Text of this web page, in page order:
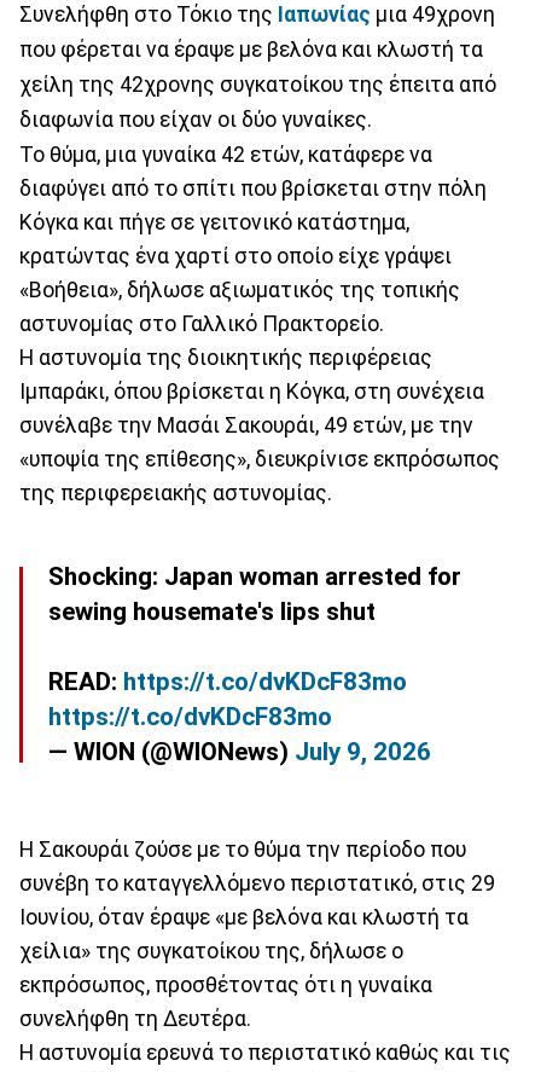
Συνελήφθη στο Τόκιο της Ιαπωνίας μια 49χρονη
που φέρεται να έραψε με βελόνα και κλωστή τα
χείλη της 42χρονης συγκατοίκου της έπειτα από
διαφωνία που είχαν οι δύο γυναίκες.
Το θύμα, μια γυναίκα 42 ετών, κατάφερε να
διαφύγει από το σπίτι που βρίσκεται στην πόλη
Κόγκα και πήγε σε γειτονικό κατάστημα,
κρατώντας ένα χαρτί στο οποίο είχε γράψει
«Βοήθεια», δήλωσε αξιωματικός της τοπικής
αστυνομίας στο Γαλλικό Πρακτορείο.
Η αστυνομία της διοικητικής περιφέρειας
Ιμπαράκι, όπου βρίσκεται η Κόγκα, στη συνέχεια
συνέλαβε την Μασάι Σακουράι, 49 ετών, με την
«υποψία της επίθεσης», διευκρίνισε εκπρόσωπος
της περιφερειακής αστυνομίας.
Shocking: Japan woman arrested for
sewing housemate's lips shut
READ: https://t.co/dvKDcF83mo
https://t.co/dvKDcF83mo
— WION (@WIONews) July 9, 2026
Η Σακουράι ζούσε με το θύμα την περίοδο που
συνέβη το καταγγελλόμενο περιστατικό, στις 29
Ιουνίου, όταν έραψε «με βελόνα και κλωστή τα
χείλια» της συγκατοίκου της, δήλωσε ο
εκπρόσωπος, προσθέτοντας ότι η γυναίκα
συνελήφθη τη Δευτέρα.
Η αστυνομία ερευνά το περιστατικό καθώς και τις